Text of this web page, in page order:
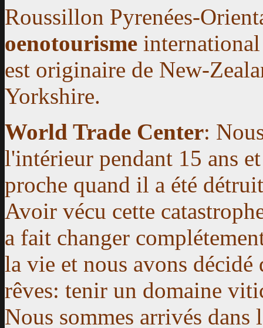
Roussillon Pyrenées-
oenotourisme
est originaire de New-
Yorkshire.
World Trade Center:
l'intérieur pendant 15 ans
proche quand il a été
Avoir vécu cette
a fait changer
la vie et nous avons décidé
rêves: tenir un domaine
Nous sommes arrivés